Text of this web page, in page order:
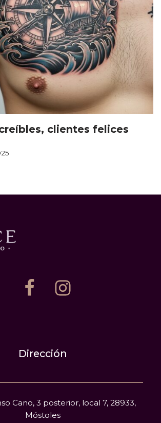
clientes felices
Dirección
Cano, 3 posterior, local 7, 28933,
Móstoles